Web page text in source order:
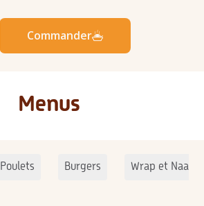
Commander
Menus
Poulets Burgers Wrap et Naans